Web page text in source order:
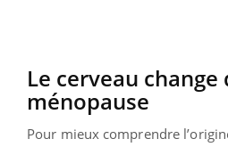
Le cerveau
ménopause
Pour mieux comprendre